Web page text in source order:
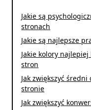
Jakie są
stronach
Jakie są najlepsze
Jakie kolory
stron
Jak zwiększyć
stronie
Jak zwiększyć